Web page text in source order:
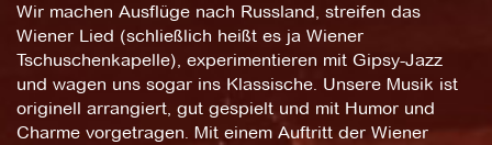
Wir machen Ausflüge nach Russland, streifen das
Wiener Lied (schließlich heißt es ja Wiener
Tschuschenkapelle), experimentieren mit Gipsy-Jazz
und wagen uns sogar ins Klassische. Unsere Musik ist
originell arrangiert, gut gespielt und mit Humor und
Charme vorgetragen. Mit einem Auftritt der Wiener